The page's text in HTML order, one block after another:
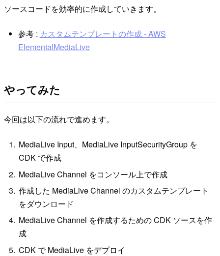
ソースコードを効率的に作成していきます。
参考 : カスタムテンプレートの作成 - AWS
ElementalMediaLive
やってみた
今回は以下の流れで進めます。
MediaLive Input、MediaLive InputSecurityGroup を
CDK で作成
MediaLive Channel をコンソール上で作成
作成した MediaLive Channel のカスタムテンプレート
をダウンロード
MediaLive Channel を作成するための CDK ソースを作
成
CDK で MediaLive をデプロイ